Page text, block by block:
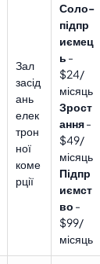
Зал
засід
ань
елек
трон
ної
коме
рції
Соло-
підпр
иємец
ь -
$24/
місяць
Зрост
ання-
$49/
місяць
Підпр
иємст
во -
$99/
місяць